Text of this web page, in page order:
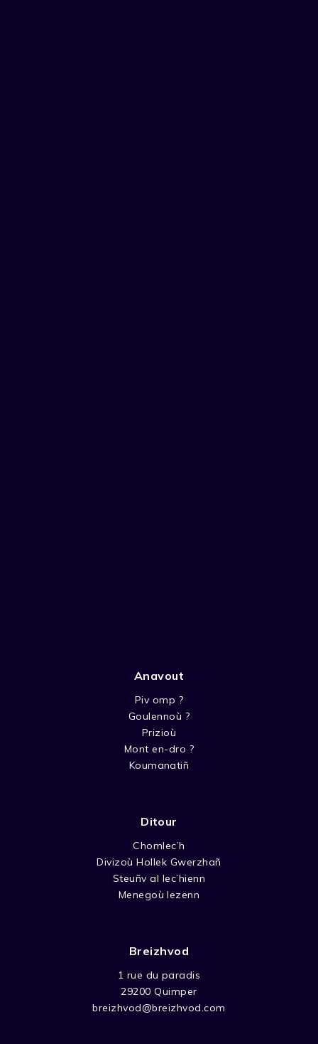
Anavout
Piv omp ?
Goulennoù ?
Prizioù
Mont en-dro ?
Koumanatiñ
Ditour
Chomlec’h
Divizoù Hollek Gwerzhañ
Steuñv al lec’hienn
Menegoù lezenn
Breizhvod
1 rue du paradis
29200 Quimper
breizhvod@breizhvod.com